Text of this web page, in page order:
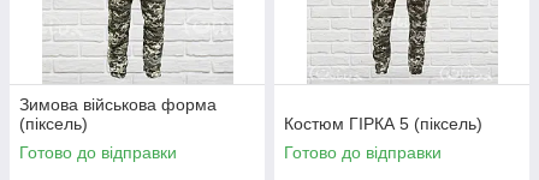
Зимова військова форма
(піксель)
Готово до відправки
Костюм ГІРКА 5 (піксель)
Готово до відправки